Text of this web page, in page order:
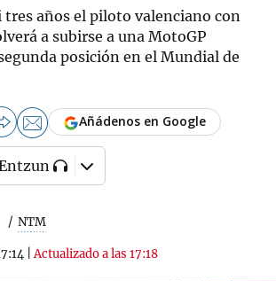
tres años el piloto valenciano con
a subirse a una MotoGP
posición en el Mundial de
NTM
|Actualizado a las 17:18
Añádenos en Google